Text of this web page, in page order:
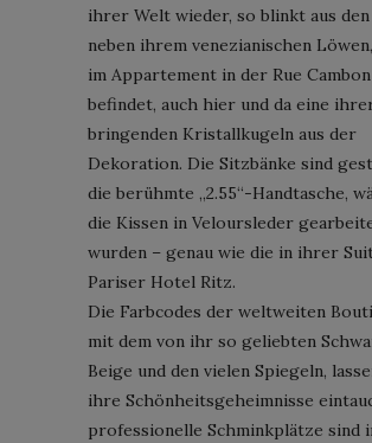
ihrer Welt wieder, so blinkt aus den
neben ihrem venezianischen
im Appartement in der Rue Cambon
befindet, auch hier und da eine
bringenden Kristallkugeln aus der
Dekoration. Die Sitzbänke sind
die berühmte „2.55“-Handtasche,
die Kissen in Veloursleder
wurden – genau wie die in ihrer
Pariser Hotel Ritz.
Die Farbcodes der weltweiten
mit dem von ihr so geliebten
Beige und den vielen Spiegeln,
ihre Schönheitsgeheimnisse
professionelle Schminkplätze sind